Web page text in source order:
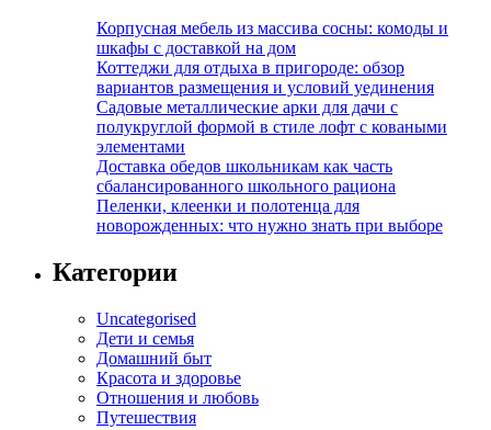
Корпусная мебель из массива сосны: комоды и
шкафы с доставкой на дом
Коттеджи для отдыха в пригороде: обзор
вариантов размещения и условий уединения
Садовые металлические арки для дачи с
полукруглой формой в стиле лофт с коваными
элементами
Доставка обедов школьникам как часть
сбалансированного школьного рациона
Пеленки, клеенки и полотенца для
новорожденных: что нужно знать при выборе
Категории
Uncategorised
Дети и семья
Домашний быт
Красота и здоровье
Отношения и любовь
Путешествия